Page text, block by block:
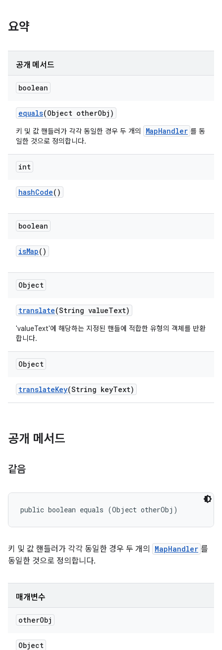
요약
공개 메서드
boolean
equals(Object otherObj)
키 및 값 핸들러가 각각 동일한 경우 두 개의 MapHandler 를 동
일한 것으로 정의합니다.
int
hashCode()
boolean
isMap()
Object
translate(String valueText)
'valueText'에 해당하는 지정된 핸들에 적합한 유형의 객체를 반환
합니다.
Object
translateKey(String keyText)
공개 메서드
같음
public boolean equals (Object otherObj)
키 및 값 핸들러가 각각 동일한 경우 두 개의 MapHandler 를
동일한 것으로 정의합니다.
매개변수
otherObj
Object